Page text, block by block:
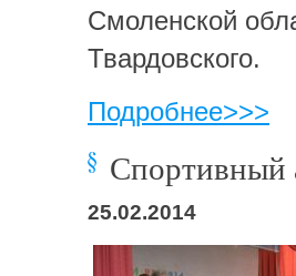
Смоленской
Твардовского.
Подробнее>>>
Спортивный
25.02.2014